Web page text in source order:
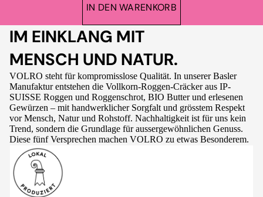
IN DEN WARENKORB
IM EINKLANG MIT
MENSCH UND NATUR.
VOLRO steht für kompromisslose Qualität. In unserer Basler
Manufaktur entstehen die Vollkorn-Roggen-Cräcker aus IP-
SUISSE Roggen und Roggenschrot, BIO Butter und erlesenen
Gewürzen – mit handwerklicher Sorgfalt und grösstem Respekt
vor Mensch, Natur und Rohstoff. Nachhaltigkeit ist für uns kein
Trend, sondern die Grundlage für aussergewöhnlichen Genuss.
Diese fünf Versprechen machen VOLRO zu etwas Besonderem.